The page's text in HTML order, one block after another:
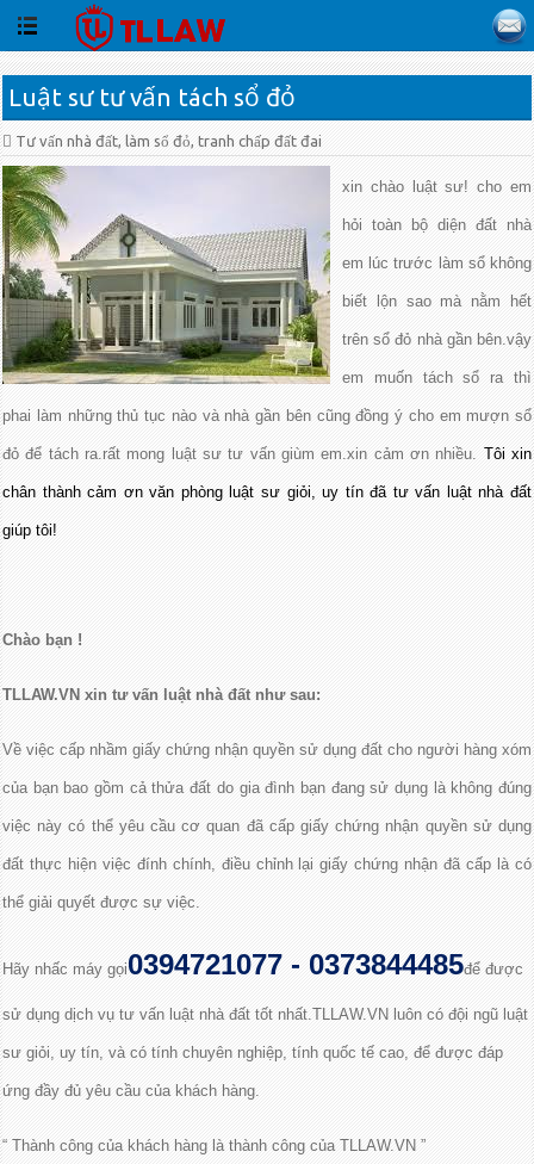
Luật sư tư vấn tách sổ đỏ
Tư vấn nhà đất, làm sổ đỏ, tranh chấp đất đai
xin chào luật sư! cho em
hỏi toàn bộ diện đất nhà
em lúc trước làm sổ không
biết lộn sao mà nằm hết
trên sổ đỏ nhà gần bên.vậy
em muốn tách sổ ra thì
phai làm những thủ tục nào và nhà gần bên cũng đồng ý cho em mượn sổ
đỏ để tách ra.rất mong luật sư tư vấn giùm em.xin cảm ơn nhiều. Tôi xin
chân thành cảm ơn văn phòng luật sư giỏi, uy tín đã tư vấn luật nhà đất
giúp tôi!
Chào bạn !
TLLAW.VN xin tư vấn luật nhà đất như sau:
Về việc cấp nhầm giấy chứng nhận quyền sử dụng đất cho người hàng xóm
của bạn bao gồm cả thửa đất do gia đình bạn đang sử dụng là không đúng
việc này có thể yêu cầu cơ quan đã cấp giấy chứng nhận quyền sử dụng
đất thực hiện việc đính chính, điều chỉnh lại giấy chứng nhận đã cấp là có
thể giải quyết được sự việc.
Hãy nhấc máy gọi0394721077 - 0373844485để được
sử dụng dịch vụ tư vấn luật nhà đất tốt nhất.TLLAW.VN luôn có đội ngũ luật
sư giỏi, uy tín, và có tính chuyên nghiệp, tính quốc tế cao, để được đáp
ứng đầy đủ yêu cầu của khách hàng.
“ Thành công của khách hàng là thành công của TLLAW.VN ”